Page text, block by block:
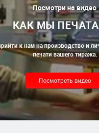
Посмотри на видео
КАК МЫ
к нам на производство и
печати вашего тиража.
Посмотреть видео